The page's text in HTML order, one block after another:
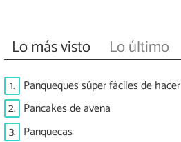
Lo más visto Lo último
1. Panqueques súper fáciles de hacer
2. Pancakes de avena
3. Panquecas